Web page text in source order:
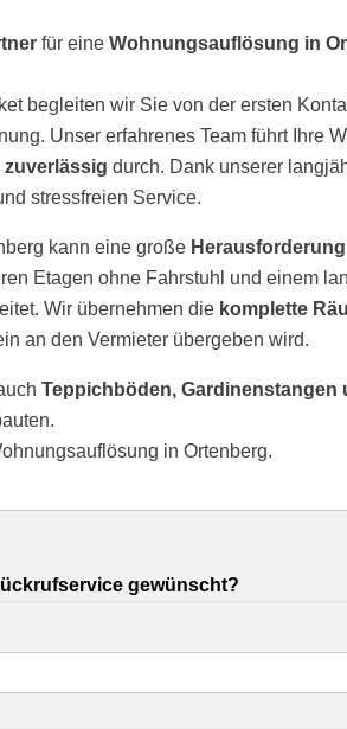
für eineWohnungsauflösung in
begleiten wir Sie von der ersten
Unser erfahrenes Team führt Ihre
durch. Dank unserer
stressfreien Service.
kann eine große Herausforderung
Etagen ohne Fahrstuhl und einem
Wir übernehmen die komplette
an den Vermieter übergeben wird.
Teppichböden, Gardinenstangen
in Ortenberg.
gewünscht?